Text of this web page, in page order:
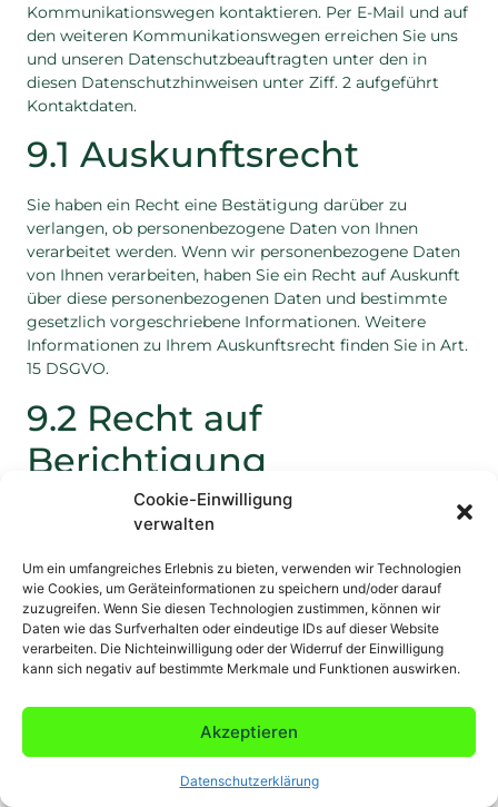
Cookie-Einwilligung
verwalten
Um ein umfangreiches Erlebnis zu bieten, verwenden wir Technologien
wie Cookies, um Geräteinformationen zu speichern und/oder darauf
zuzugreifen. Wenn Sie diesen Technologien zustimmen, können wir
Daten wie das Surfverhalten oder eindeutige IDs auf dieser Website
verarbeiten. Die Nichteinwilligung oder der Widerruf der Einwilligung
kann sich negativ auf bestimmte Merkmale und Funktionen auswirken.
Akzeptieren
Datenschutzerklärung
Kommunikationswegen kontaktieren. Per E-Mail und auf
den weiteren Kommunikationswegen erreichen Sie uns
und unseren Datenschutzbeauftragten unter den in
diesen Datenschutzhinweisen unter Ziff. 2 aufgeführt
Kontaktdaten.
9.1 Auskunftsrecht
Sie haben ein Recht eine Bestätigung darüber zu
verlangen, ob personenbezogene Daten von Ihnen
verarbeitet werden. Wenn wir personenbezogene Daten
von Ihnen verarbeiten, haben Sie ein Recht auf Auskunft
über diese personenbezogenen Daten und bestimmte
gesetzlich vorgeschriebene Informationen. Weitere
Informationen zu Ihrem Auskunftsrecht finden Sie in Art.
15 DSGVO.
9.2 Recht auf
Berichtigung
Sie haben das Recht unverzüglich die Berichtigung Sie
betreffender unrichtiger personenbezogener Daten zu
Verarbeitung haben Sie das Recht die Vervollständigung
unvollständiger personenbezogener Daten zu verlangen.
Weitere Informationen zu Ihrem Recht auf Berichtigung
finden Sie in Art. 16 DSGVO.
personenbezogenen Daten zu gewährleisten. Wir bitten
Sie daher, uns Änderungen bei Ihren Daten (wie z. B.
Adressänderungen) unverzüglich mitzuteilen, damit wir
die Aktualität Ihrer personenbezogenen Daten